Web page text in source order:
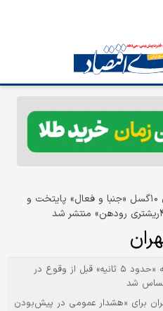
«ذره‌بین» شبکه ملی شتاب‌نگاری روی ۱۰گسل «جنبا و فعال» پایتخت و
- زمین‌لرزه سه‌شنبه شب هفته گذشته «حدود ۵ ثانیه» قبل‌ از وقوع در
شد
تهران برای «هشدار عمومی در پیش‌بودن